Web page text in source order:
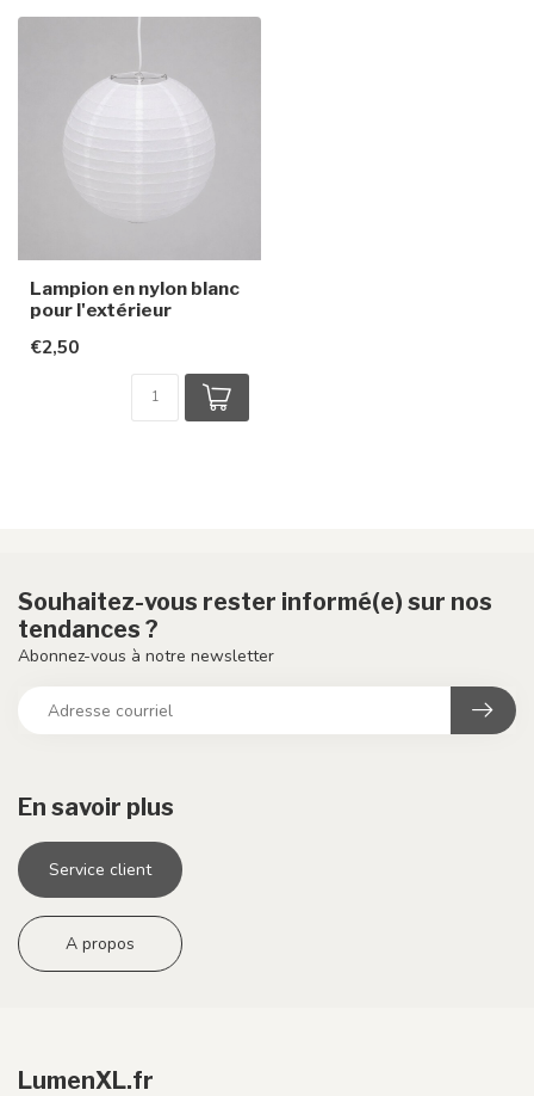
Lampion en nylon blanc
pour l'extérieur
€2,50
En savoir plus
Service client
A propos
Souhaitez-vous rester informé(e) sur nos
tendances ?
Abonnez-vous à notre newsletter
LumenXL.fr